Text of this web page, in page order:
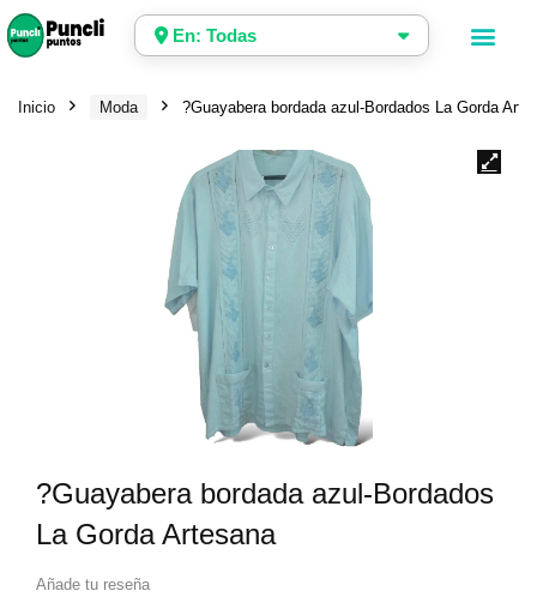
En: Todas
Inicio Moda ?Guayabera bordada azul-Bordados La Gorda
?Guayabera bordada azul-Bordados
La Gorda Artesana
Añade tu reseña